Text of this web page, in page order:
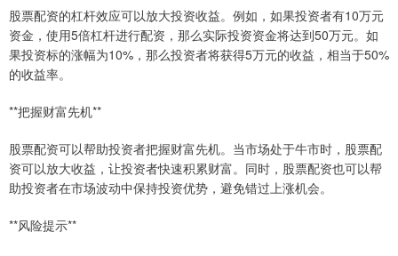
股票配资的杠杆效应可以放大投资收益。例如，如果投资者有10万元
资金，使用5倍杠杆进行配资，那么实际投资资金将达到50万元。如
果投资标的涨幅为10%，那么投资者将获得5万元的收益，相当于50%
的收益率。
**把握财富先机**
股票配资可以帮助投资者把握财富先机。当市场处于牛市时，股票配
资可以放大收益，让投资者快速积累财富。同时，股票配资也可以帮
助投资者在市场波动中保持投资优势，避免错过上涨机会。
**风险提示**